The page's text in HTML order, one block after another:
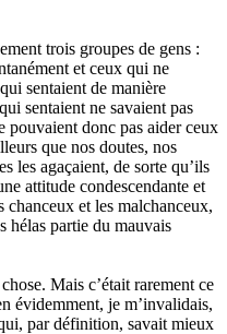
trois groupes de gens :
et ceux qui ne
sentaient de manière
sentaient ne savaient pas
pouvaient donc pas aider ceux
que nos doutes, nos
les agaçaient, de sorte qu’ils
attitude condescendante et
et les malchanceux,
hélas partie du mauvais
Mais c’était rarement ce
évidemment, je m’invalidais,
par définition, savait mieux